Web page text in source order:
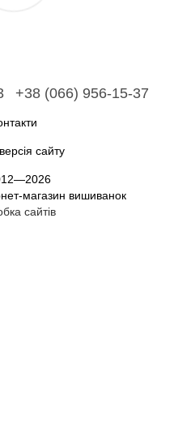
+38 (066) 956-15-37
сайту
магазин вишиванок
сайтів